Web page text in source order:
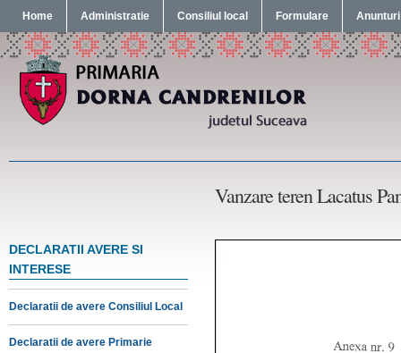
Home Administratie Consiliul local Formulare Anunturi
Vanzare teren Lacatus
DECLARATII AVERE SI
INTERESE
Declaratii de avere Consiliul Local
Declaratii de avere Primarie